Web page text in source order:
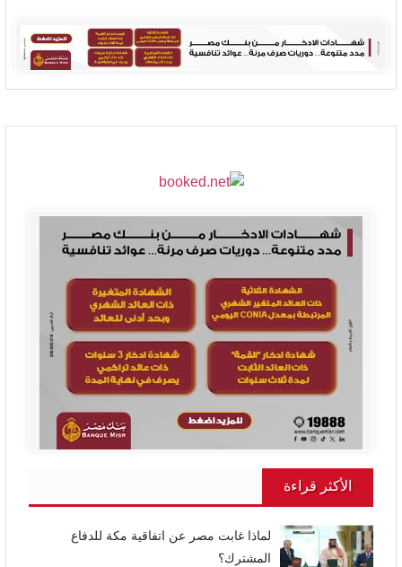
الأكثر قراءة
لماذا غابت مصر عن اتفاقية مكة للدفاع
المشترك؟